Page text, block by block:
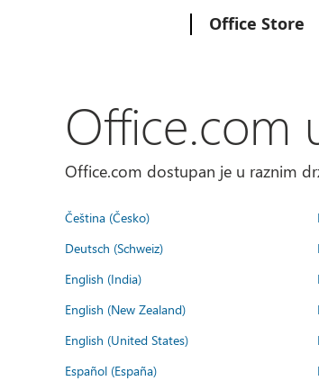
Office Store
Office.com
Office.com dostupan je u raznim
Čeština (Česko)
Deutsch (Schweiz)
English (India)
English (New Zealand)
English (United States)
Español (España)